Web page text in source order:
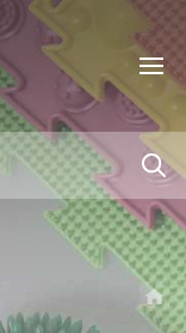
вездеНайти